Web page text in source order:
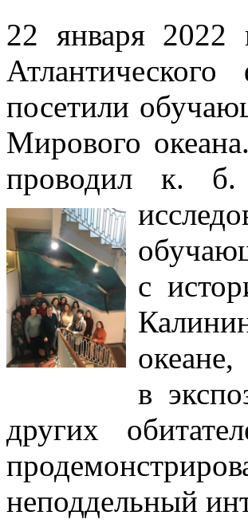
22 января 2022
посетили
Мирового
проводил к. б.
с
в
других
неподдельный